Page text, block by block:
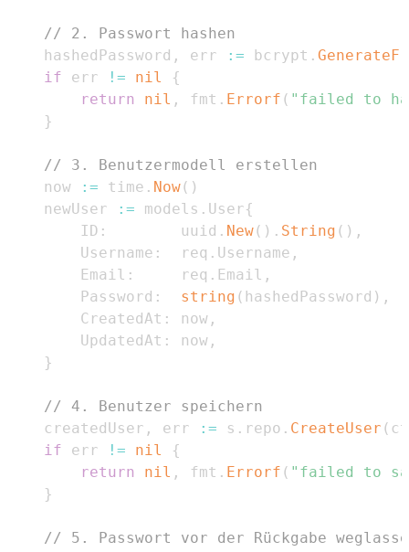
// 2. Passwort hashen
	hashedPassword
, err := bcrypt .
if err != nil
{
return
nil , fmt . Errorf ( "failed to
}
// 3. Benutzermodell erstellen
	now
:= time . Now( )
	newUser
:= models . User{
		ID
:
        uuid
. New( ) . String ( ) ,
		Username
:
  req
. Username ,
		Email
:
     req
. Email ,
		Password
: string ( hashedPassword ) ,
		CreatedAt
: now ,
		UpdatedAt
: now ,
}
// 4. Benutzer speichern
	createdUser
, err := s . repo . CreateUser (
if err != nil
{
return
nil , fmt . Errorf ( "failed to
}
// 5. Passwort vor der Rückgabe